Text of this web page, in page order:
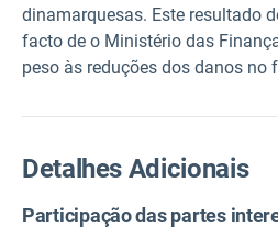
dinamarquesas. Este resultado
facto de o Ministério das
peso às reduções dos danos no
Detalhes Adicionais
Participação das partes